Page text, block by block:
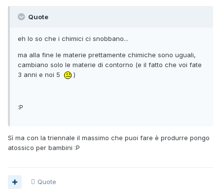
Quote
eh lo so che i chimici ci snobbano...
ma alla fine le materie prettamente chimiche sono uguali,
cambiano solo le materie di contorno (e il fatto che voi fate
3 anni e noi 5
)
:P
Sì ma con la triennale il massimo che puoi fare è produrre pongo
atossico per bambini :P
Quote